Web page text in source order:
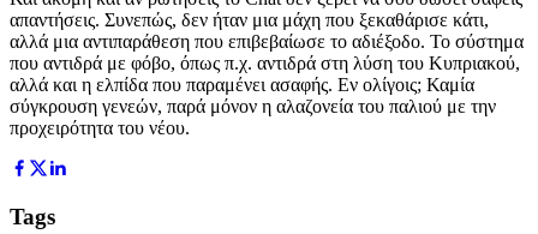
απαντήσεις. Συνεπώς, δεν ήταν μια μάχη που ξεκαθάρισε κάτι,
αλλά μια αντιπαράθεση που επιβεβαίωσε το αδιέξοδο. Το σύστημα
που αντιδρά με φόβο, όπως π.χ. αντιδρά στη λύση του Κυπριακού,
αλλά και η ελπίδα που παραμένει ασαφής. Εν ολίγοις; Καμία
σύγκρουση γενεών, παρά μόνον η αλαζονεία του παλιού με την
προχειρότητα του νέου.
Tags